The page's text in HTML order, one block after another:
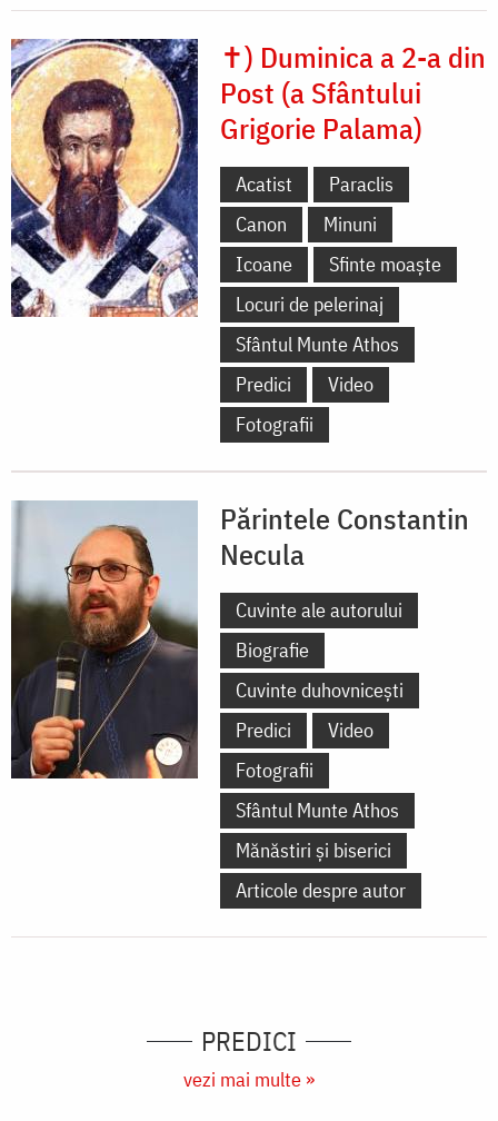
✝) Duminica a 2-a din
Post (a Sfântului
Grigorie Palama)
Acatist
Paraclis
Canon
Minuni
Icoane
Sfinte moaște
Locuri de pelerinaj
Sfântul Munte Athos
Predici
Video
Fotografii
Părintele Constantin
Necula
Cuvinte ale autorului
Biografie
Cuvinte duhovnicești
Predici
Video
Fotografii
Sfântul Munte Athos
Mănăstiri și biserici
Articole despre autor
PREDICI
vezi mai multe »